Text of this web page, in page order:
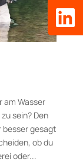
am Wasser
sein? Den
besser gesagt
ob du
oder...